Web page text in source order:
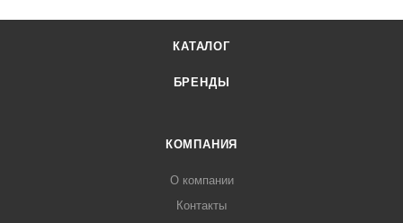
КАТАЛОГ
БРЕНДЫ
КОМПАНИЯ
О компании
Контакты